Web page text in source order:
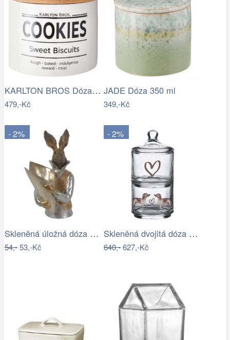
KARLTON BROS Dóza na sušenky 15 cm -…
479,-Kč
JADE Dóza 350 ml
349,-Kč
- 2%
Skleněná úložná dóza se srdíčkem a…
54,-53,-Kč
- 2%
Skleněná dvojitá dóza s jezevčíkem…
640,-627,-Kč